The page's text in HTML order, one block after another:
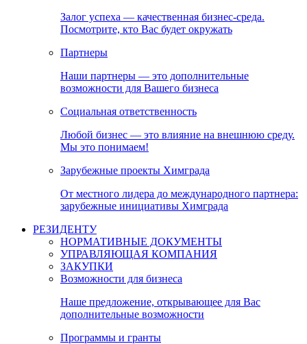
Залог успеха — качественная бизнес-среда.
Посмотрите, кто Вас будет окружать
Партнеры
Наши партнеры — это дополнительные
возможности для Вашего бизнеса
Социальная ответственность
Любой бизнес — это влияние на внешнюю среду.
Мы это понимаем!
Зарубежные проекты Химграда
От местного лидера до международного партнера:
зарубежные инициативы Химграда
РЕЗИДЕНТУ
НОРМАТИВНЫЕ ДОКУМЕНТЫ
УПРАВЛЯЮЩАЯ КОМПАНИЯ
ЗАКУПКИ
Возможности для бизнеса
Наше предложение, открывающее для Вас
дополнительные возможности
Программы и гранты